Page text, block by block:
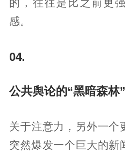
的，往往是比之前更
感。
04.
公共舆论的“黑暗森林”
关于注意力，另外一个
突然爆发一个巨大的新